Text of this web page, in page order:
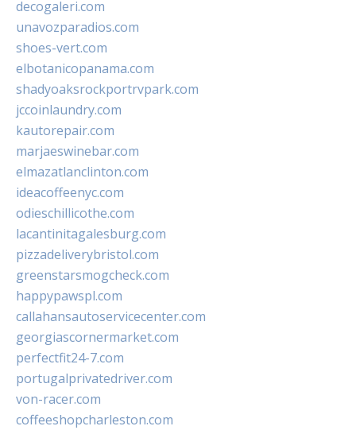
decogaleri.com
unavozparadios.com
shoes-vert.com
elbotanicopanama.com
shadyoaksrockportrvpark.com
jccoinlaundry.com
kautorepair.com
marjaeswinebar.com
elmazatlanclinton.com
ideacoffeenyc.com
odieschillicothe.com
lacantinitagalesburg.com
pizzadeliverybristol.com
greenstarsmogcheck.com
happypawspl.com
callahansautoservicecenter.com
georgiascornermarket.com
perfectfit24-7.com
portugalprivatedriver.com
von-racer.com
coffeeshopcharleston.com